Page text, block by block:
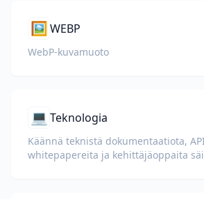
🖼️ WEBP
WebP-kuvamuoto
💻 Teknologia
Käännä teknistä dokumentaatiota,
whitepapereita ja kehittäjäoppaita